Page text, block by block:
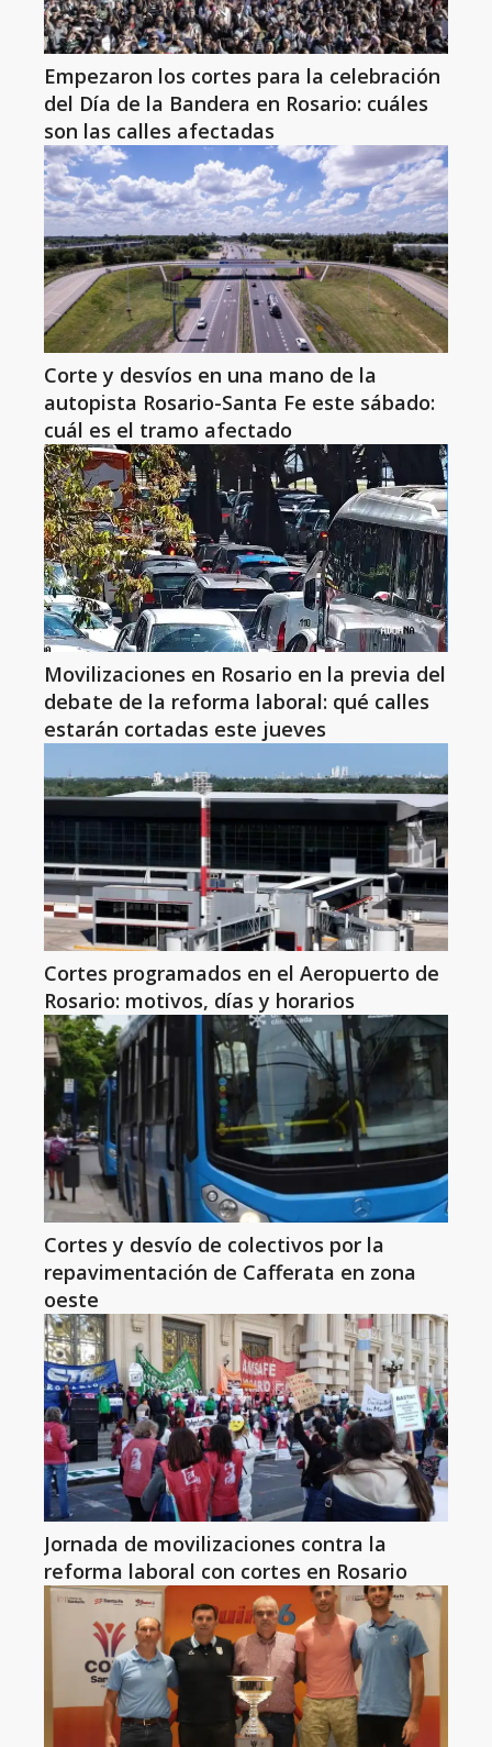
Empezaron los cortes para la celebración
del Día de la Bandera en Rosario: cuáles
son las calles afectadas
Corte y desvíos en una mano de la
autopista Rosario-Santa Fe este sábado:
cuál es el tramo afectado
Movilizaciones en Rosario en la previa del
debate de la reforma laboral: qué calles
estarán cortadas este jueves
Cortes programados en el Aeropuerto de
Rosario: motivos, días y horarios
Cortes y desvío de colectivos por la
repavimentación de Cafferata en zona
oeste
Jornada de movilizaciones contra la
reforma laboral con cortes en Rosario